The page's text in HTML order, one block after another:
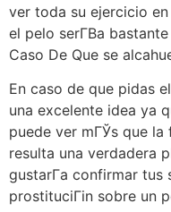
ver toda su ejercicio
el pelo serГ­В­a
Caso De Que se
En caso de que pidas
una excelente idea ya
puede ver mГЎs que
resulta una verdadera
gustarГ­a confirmar tus
prostituciГіn sobre un